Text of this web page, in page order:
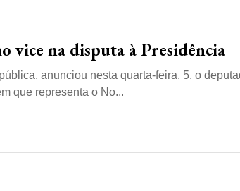
vice na disputa à Presidência
anunciou nesta quarta-feira, 5, o
que representa o No...